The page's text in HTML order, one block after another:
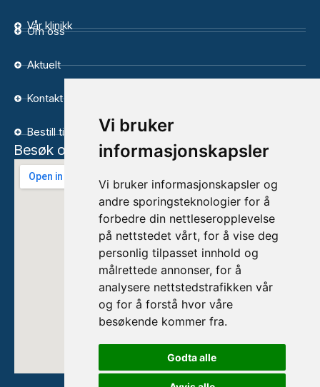
Vi bruker
informasjonskapsler
Vi bruker informasjonskapsler og
andre sporingsteknologier for å
forbedre din nettleseropplevelse
på nettstedet vårt, for å vise deg
personlig tilpasset innhold og
målrettede annonser, for å
analysere nettstedstrafikken vår
og for å forstå hvor våre
besøkende kommer fra.
Godta alle
Vår klinikk
Om oss
Aktuelt
Kontakt
Bestill time
Besøk oss